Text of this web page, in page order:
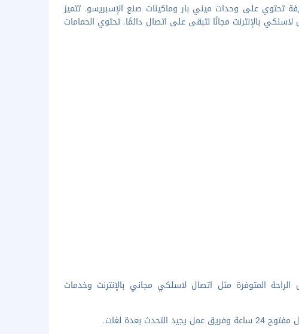
في واحدة من 52 غرفة ضيافة مكيفة تحتوي على وحدات ميني بار وماكينات صنع الإسبريسو. تتميز
بالإنترنت مجانًا لتبقى على اتصال دائمًا. تحتوي الحمامات
المتوفرة مثل اتصال لاسلكي مجاني بالإنترنت وخدمات
بعدة لغات.